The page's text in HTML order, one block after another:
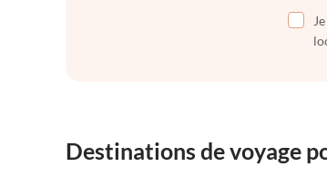
Destinations de voyage